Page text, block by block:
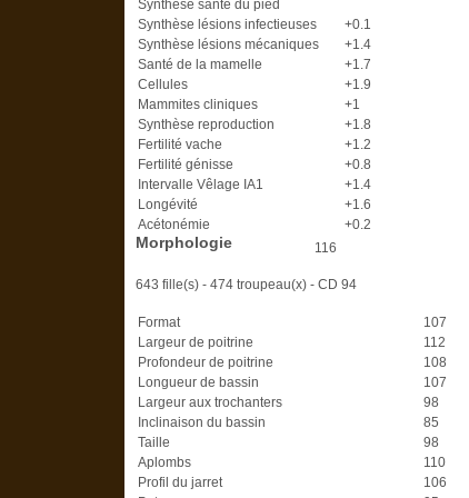
Synthèse santé du pied
Synthèse lésions infectieuses
+0.1
Synthèse lésions mécaniques
+1.4
Santé de la mamelle
+1.7
Cellules
+1.9
Mammites cliniques
+1
Synthèse reproduction
+1.8
Fertilité vache
+1.2
Fertilité génisse
+0.8
Intervalle Vêlage IA1
+1.4
Longévité
+1.6
Acétonémie
+0.2
Morphologie 116
643 fille(s) - 474 troupeau(x) - CD 94
Format
107
Largeur de poitrine
112
Profondeur de poitrine
108
Longueur de bassin
107
Largeur aux trochanters
98
Inclinaison du bassin
85
Taille
98
Aplombs
110
Profil du jarret
106